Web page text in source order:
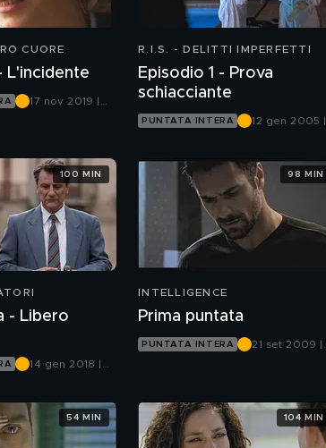
CUORE
L'incidente
17 nov 2019 |
R.I.S. - DELITTI IMPERFETTI
Episodio 1 - Prova
schiacciante
PUNTATA INTERA
12 gen 2005 |
- Libero
14 gen 2018 |
100 MIN
INTELLIGENCE
Prima puntata
PUNTATA INTERA
21 set 2009 |
98 MIN
54 MIN 104 MIN